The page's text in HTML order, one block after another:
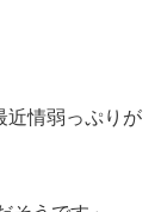
近情弱っぷりが